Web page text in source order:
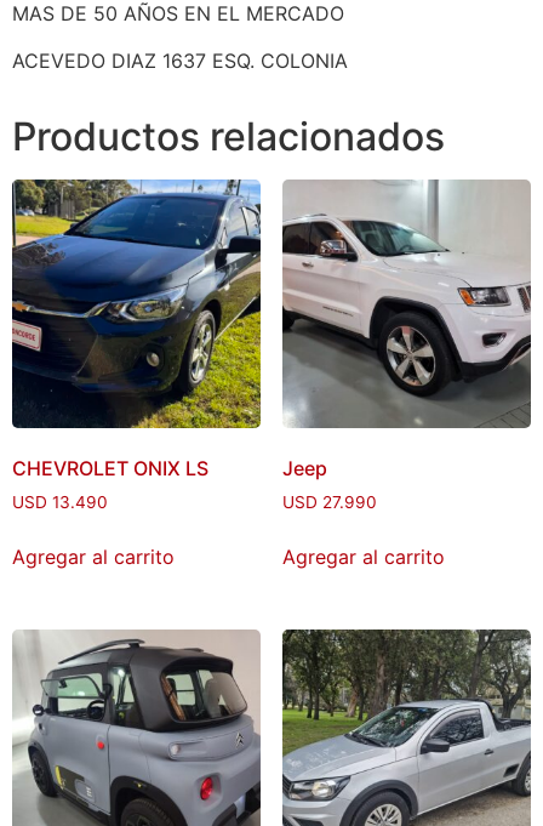
MAS DE 50 AÑOS EN EL MERCADO
ACEVEDO DIAZ 1637 ESQ. COLONIA
Productos relacionados
CHEVROLET ONIX LS
USD 13.490
Agregar al carrito
Jeep
USD 27.990
Agregar al carrito